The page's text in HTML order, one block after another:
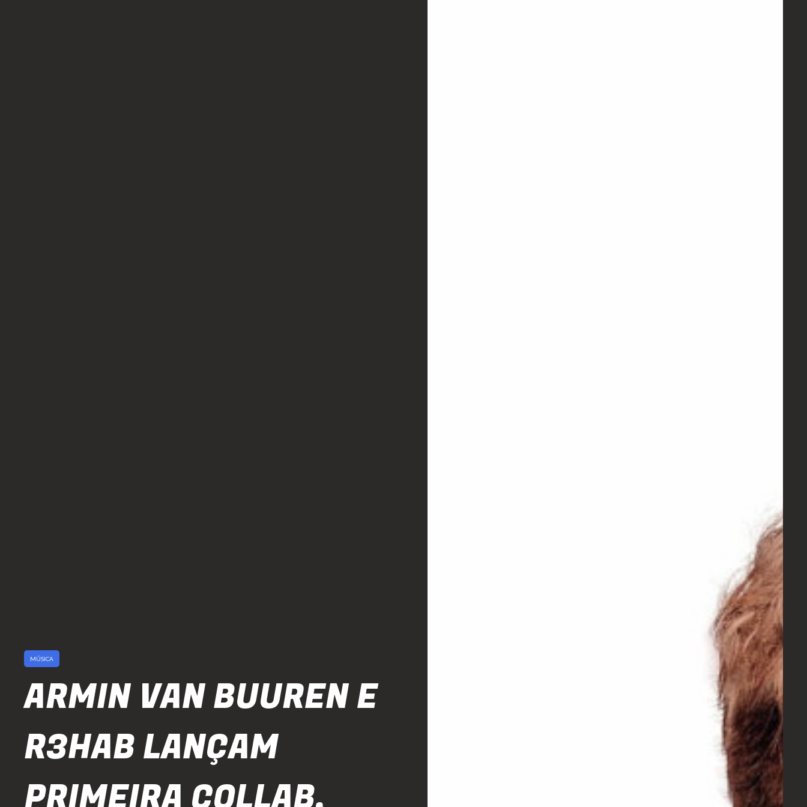
MÚSICA
ARMIN VAN BUUREN E
R3HAB LANÇAM